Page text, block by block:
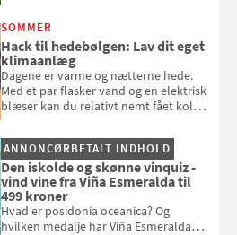
opmærksom, når du smider
badebassinet eller et badedyr ud
SOMMER
Hack til hedebølgen: Lav dit eget
klimaanlæg
Dagene er varme og nætterne hede.
Med et par flasker vand og en elektrisk
blæser kan du relativt nemt fået koldt
og se, hvordan du gør
ANNONCØRBETALT INDHOLD
Den iskolde og skønne vinquiz -
vind vine fra Viña Esmeralda til
499 kroner
Hvad er posidonia oceanica? Og
hvilken medalje har Viña Esmeralda